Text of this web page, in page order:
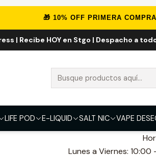
🎁 10% OFF PRIMERA
| Recibe HOY en Stgo | Despacho a
LIFE POD E-LIQUID SALT NIC VAPE
Av. Apoquindo 4900, L127,
Lunes a Viernes: 10:00